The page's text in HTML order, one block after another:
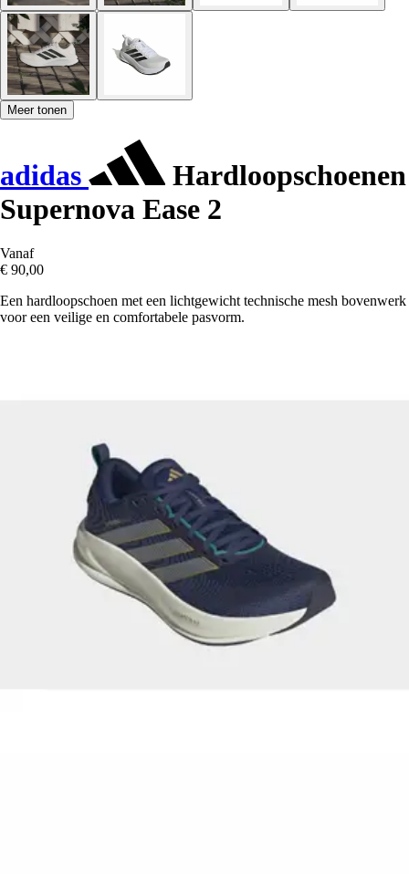
Meer tonen
adidas
Hardloopschoenen
Supernova Ease 2
Vanaf
€ 90,00
Een hardloopschoen met een lichtgewicht technische mesh bovenwerk
voor een veilige en comfortabele pasvorm.